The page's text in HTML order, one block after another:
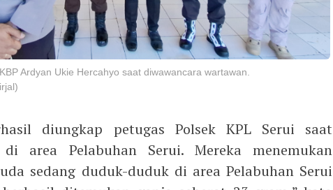
Ardyan Ukie Hercahyo saat diwawancara wartawan.
diungkap petugas Polsek KPL Serui saat
area Pelabuhan Serui. Mereka menemukan
sedang duduk-duduk di area Pelabuhan Serui